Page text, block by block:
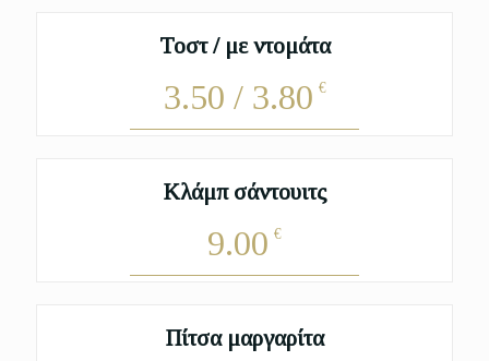
Τοστ / με ντομάτα
3.50 / 3.80 €
Κλάμπ σάντουιτς
9.00 €
Πίτσα μαργαρίτα